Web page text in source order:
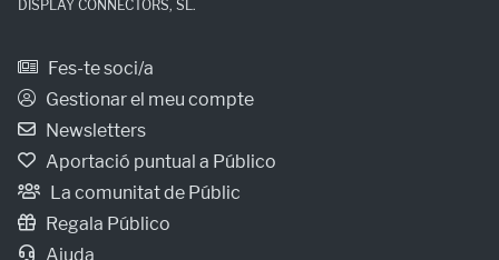
DISPLAY CONNECTORS, SL.
Fes-te soci/a
Gestionar el meu compte
Newsletters
Aportació puntual a Público
La comunitat de Públic
Regala Público
Ajuda